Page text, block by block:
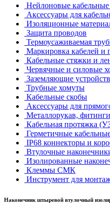
Нейлоновые кабельные
Аксессуары для
Изоляционные
Защита проводов
Термоусаживаемая
Маркировка кабелей и
Кабельные стяжки и
Червячные и силовые
Заземляющие
Трубные хомуты
Кабельные скобы
Аксессуары для
Металлорукав,
Кабельная протяжка
Герметичные
IP68 коннекторы и
Втулочные
Изолированные
Клеммы СМК
Инструмент для
Наконечник штыревой втулочный